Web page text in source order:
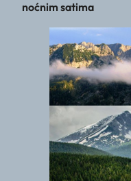
noćnim satima